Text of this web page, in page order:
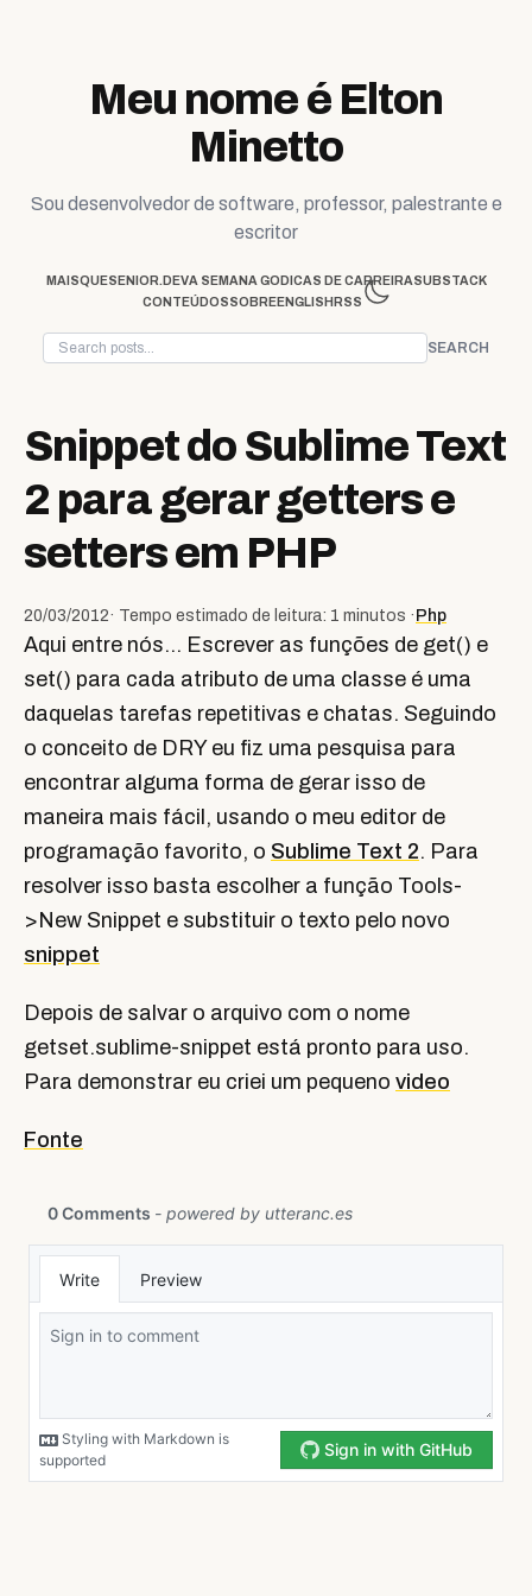
Meu nome é Elton
Minetto
Sou desenvolvedor de software, professor, palestrante e
escritor
MAISQUESENIOR.DEVA SEMANA GO DICAS DE CARREIRASUBSTACK
CONTEÚDOSSOBREENGLISH RSS
SEARCH
Snippet do Sublime Text
2 para gerar getters e
setters em PHP
20/03/2012· Tempo estimado de leitura: 1 minutos · Php
Aqui entre nós… Escrever as funções de get() e
set() para cada atributo de uma classe é uma
daquelas tarefas repetitivas e chatas. Seguindo
o conceito de DRY eu fiz uma pesquisa para
encontrar alguma forma de gerar isso de
maneira mais fácil, usando o meu editor de
programação favorito, o Sublime Text 2. Para
resolver isso basta escolher a função Tools-
>New Snippet e substituir o texto pelo novo
snippet
Depois de salvar o arquivo com o nome
getset.sublime-snippet está pronto para uso.
Para demonstrar eu criei um pequeno video
Fonte